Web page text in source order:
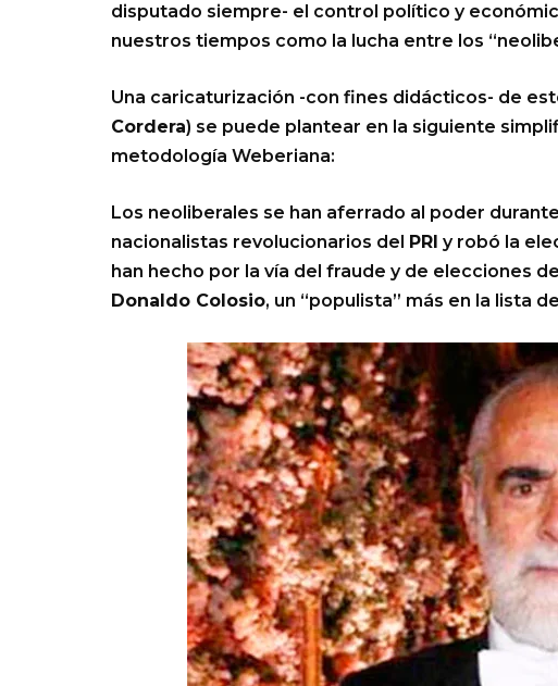
disputado siempre- el control político y
nuestros tiempos como la lucha entre los
Una caricaturización -con fines didácticos- de
Cordera) se puede plantear en la siguiente
metodología Weberiana:
Los neoliberales se han aferrado al poder
nacionalistas revolucionarios del PRI y robó la
han hecho por la vía del fraude y de elecciones
Donaldo Colosio, un “populista” más en la lista